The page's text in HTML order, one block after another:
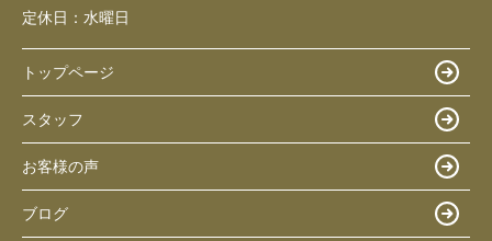
定休日： 水曜日
トップページ
スタッフ
お客様の声
ブログ